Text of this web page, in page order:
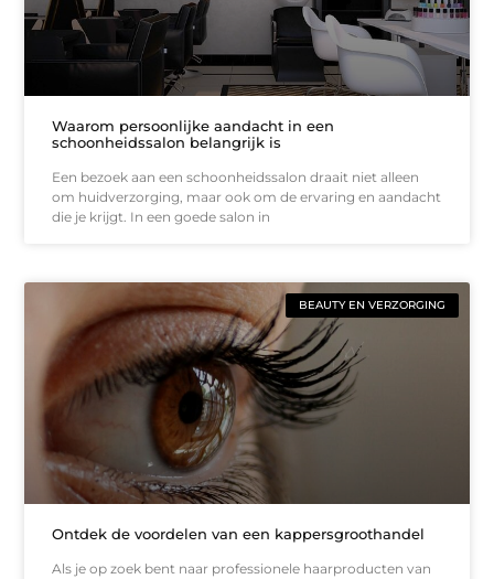
Waarom persoonlijke aandacht in een
schoonheidssalon belangrijk is
Een bezoek aan een schoonheidssalon draait niet alleen
om huidverzorging, maar ook om de ervaring en aandacht
die je krijgt. In een goede salon in
BEAUTY EN VERZORGING
Ontdek de voordelen van een kappersgroothandel
Als je op zoek bent naar professionele haarproducten van